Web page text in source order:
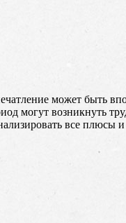
может быть
могут возникнуть
все плюсы